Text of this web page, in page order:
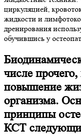
циркуляцией,
жидкости и
дренирования
обучившись у
числе
повышение
организма.
принципы
КСТ